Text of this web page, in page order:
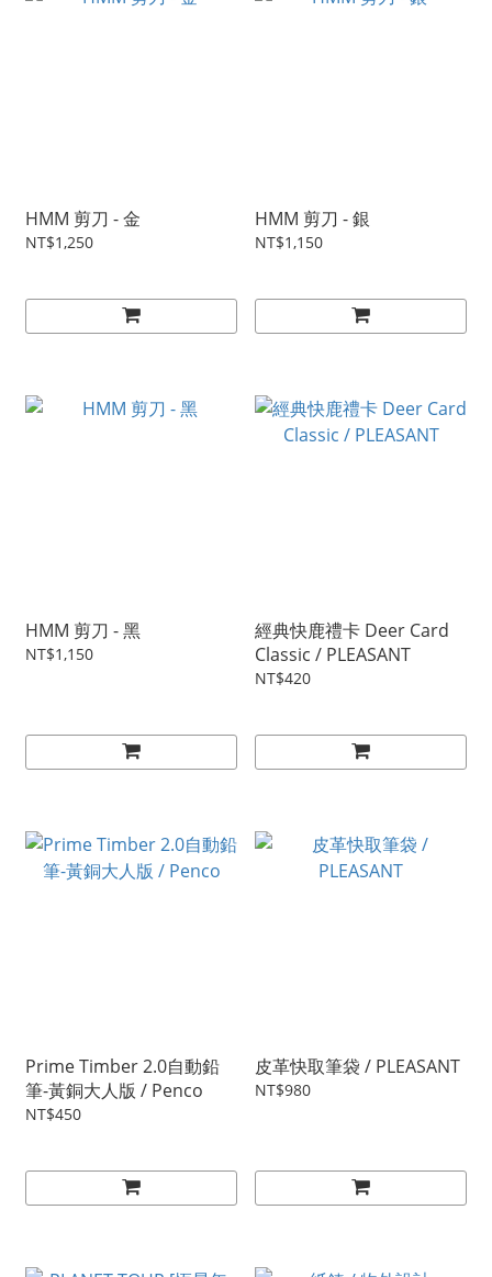
HMM 剪刀 - 金
NT$1,250
HMM 剪刀 - 銀
NT$1,150
HMM 剪刀 - 黑
NT$1,150
經典快鹿禮卡 Deer Card
Classic / PLEASANT
NT$420
Prime Timber 2.0自動鉛
筆-黃銅大人版 / Penco
NT$450
皮革快取筆袋 / PLEASANT
NT$980